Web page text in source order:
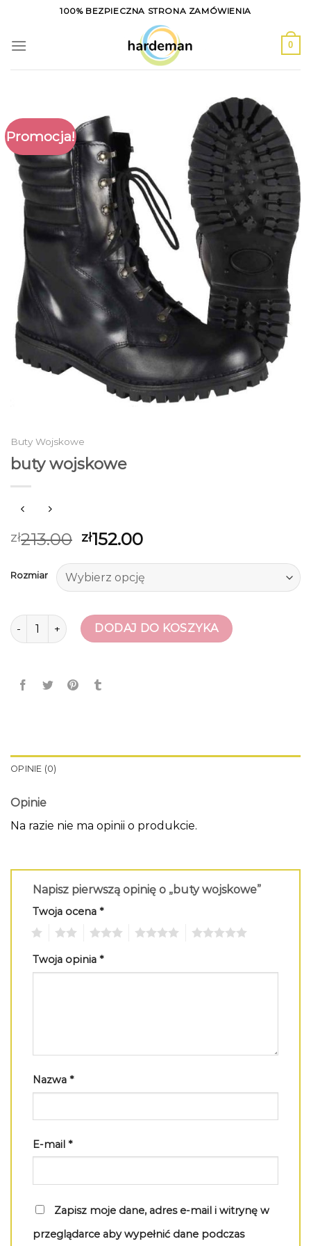
content
100% BEZPIECZNA STRONA ZAMÓWIENIA
0
Promocja!
Buty Wojskowe
buty wojskowe
zł213.00 zł152.00
Rozmiar
ilość buty wojskoweDODAJ DO KOSZYKA
OPINIE (0)
Opinie
Na razie nie ma opinii o produkcie.
Napisz pierwszą opinię o „buty wojskowe”
Twoja ocena *
Twoja opinia *
Nazwa *
E-mail *
Zapisz moje dane, adres e-mail i witrynę w
przeglądarce aby wypełnić dane podczas